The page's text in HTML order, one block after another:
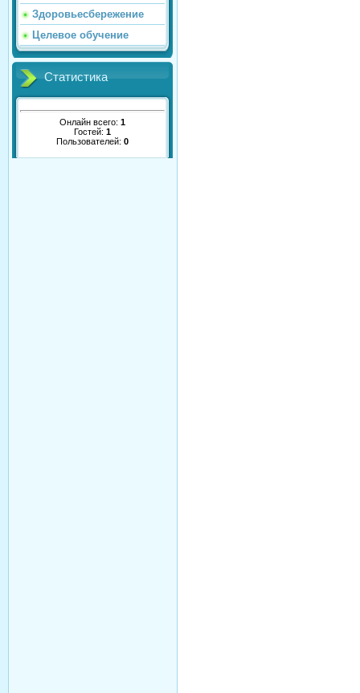
Здоровьесбережение
Целевое обучение
Статистика
Онлайн всего: 1
Гостей: 1
Пользователей: 0